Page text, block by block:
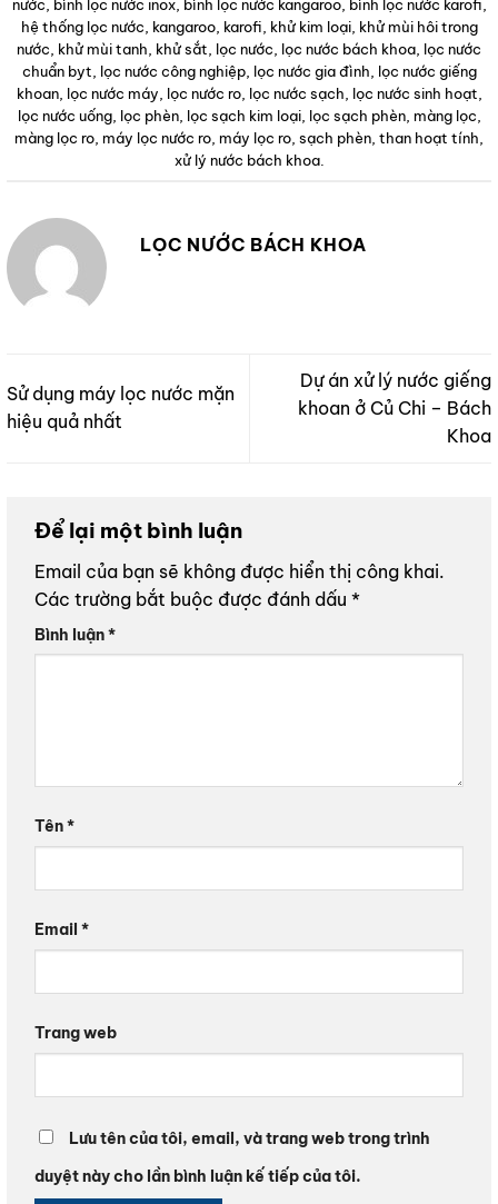
nước bình lọc nước inox, bình lọc nước kangaroo, bình lọc nước karofi
hệ thống lọc nước kangaroo, karofi khử kim loại, khử mùi hôi trong
nước khử mùi tanh khử sắt lọc nước lọc nước bách khoa lọc nước
chuẩn byt lọc nước công nghiệp, lọc nước gia đình lọc nước giếng
khoan, lọc nước máy lọc nước ro, lọc nước sạch lọc nước sinh hoạt
lọc nước uống, lọc phèn, lọc sạch kim loại, lọc sạch phèn, màng lọc
màng lọc ro máy lọc nước ro máy lọc ro sạch phèn than hoạt tính
xử lý nước bách khoa.
LỌC NƯỚC BÁCH KHOA
Sử dụng máy lọc nước mặn
hiệu quả nhất
Dự án xử lý nước giếng
khoan ở Củ Chi – Bách
Khoa
Để lại một bình luận
Email của bạn sẽ không được hiển thị công khai.
Các trường bắt buộc được đánh dấu *
Bình luận*
Tên*
Email *
Trang web
Lưu tên của tôi, email, và trang web trong trình
duyệt này cho lần bình luận kế tiếp của tôi.